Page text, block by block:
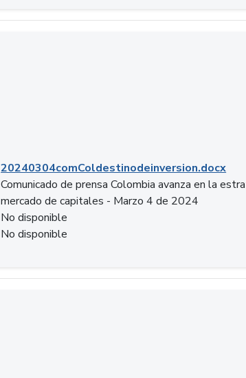
20240304comColdestinodeinversion.docx
Comunicado de prensa Colombia avanza en la
mercado de capitales - Marzo 4 de 2024
No disponible
No disponible